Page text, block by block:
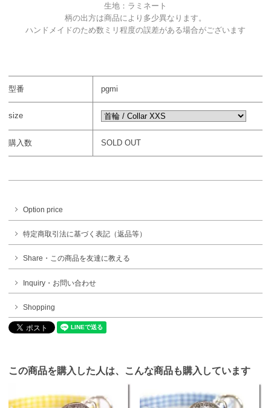
生地：ラミネート
柄の出方は商品により多少異なります。
ハンドメイドのため数ミリ程度の誤差がある場合がございます
型番 pgmi
size
購入数 SOLD OUT
Option price
特定商取引法に基づく表記（返品等）
Share・この商品を友達に教える
Inquiry・お問い合わせ
Shopping
この商品を購入した人は、こんな商品も購入しています